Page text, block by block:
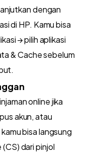
dengan
di HP. Kamu bisa
→ pilih aplikasi
& Cache sebelum
online jika
akun, atau
bisa langsung
dari pinjol